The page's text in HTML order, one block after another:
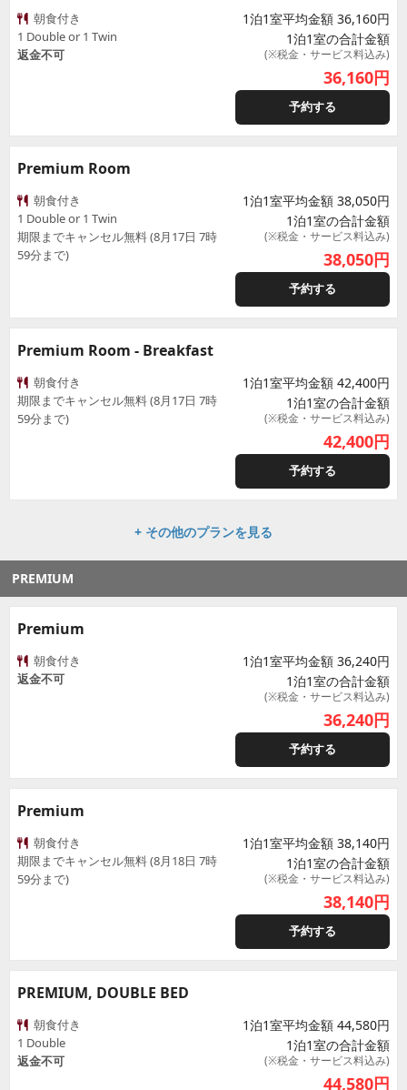
朝食付き
1 Double or 1 Twin
返金不可
1泊1室平均金額 36,160円
1泊1室の合計金額
(※税金・サービス料込み)
36,160円
予約する
Premium Room
朝食付き
1 Double or 1 Twin
期限までキャンセル無料 (8月17日 7時
59分まで)
1泊1室平均金額 38,050円
1泊1室の合計金額
(※税金・サービス料込み)
38,050円
予約する
Premium Room - Breakfast
朝食付き
期限までキャンセル無料 (8月17日 7時
59分まで)
1泊1室平均金額 42,400円
1泊1室の合計金額
(※税金・サービス料込み)
42,400円
予約する
+ その他のプランを見る
PREMIUM
Premium
朝食付き
返金不可
1泊1室平均金額 36,240円
1泊1室の合計金額
(※税金・サービス料込み)
36,240円
予約する
Premium
朝食付き
期限までキャンセル無料 (8月18日 7時
59分まで)
1泊1室平均金額 38,140円
1泊1室の合計金額
(※税金・サービス料込み)
38,140円
予約する
PREMIUM, DOUBLE BED
朝食付き
1 Double
返金不可
1泊1室平均金額 44,580円
1泊1室の合計金額
(※税金・サービス料込み)
44,580円